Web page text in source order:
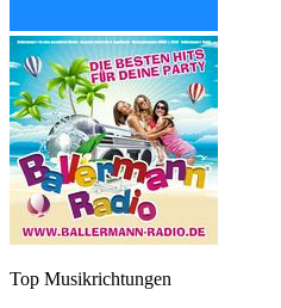
Top Musikrichtungen